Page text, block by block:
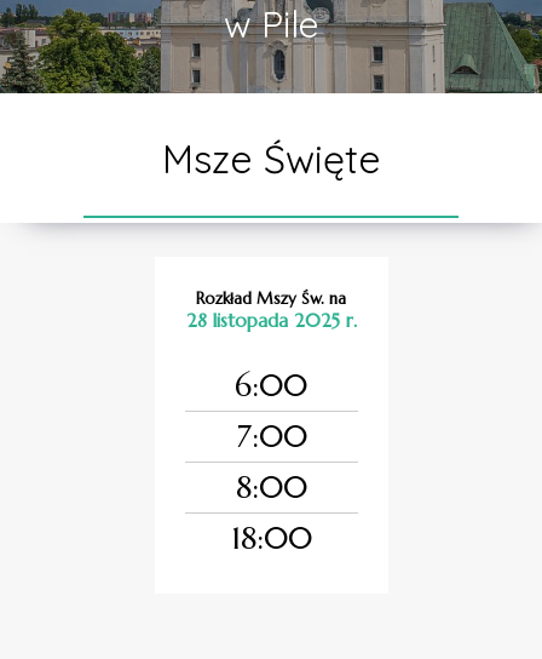
w Pile
Msze Święte
Rozkład Mszy Św. na
28 listopada 2025 r.
6:00
7:00
8:00
18:00